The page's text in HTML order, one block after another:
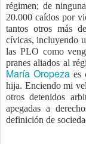
régimen; de
20.000 caídos por
tantos otros más
cívicas, incluyendo
las PLO como
pranes aliados al
María Oropeza es
hija. Enciendo mi
otros detenidos
apegadas a
definición de